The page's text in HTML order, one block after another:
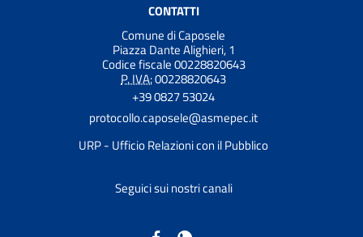
CONTATTI
Comune di Caposele
Piazza Dante Alighieri, 1
Codice fiscale 00228820643
P. IVA:00228820643
+39 0827 53024
protocollo.caposele@asmepec.it
URP - Ufficio Relazioni con il Pubblico
Seguici sui nostri canali